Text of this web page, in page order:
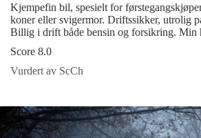
Kjempefin bil, spesielt for
koner eller svigermor. Driftssikker, utrolig
Billig i drift både bensin og forsikring. Min
Score 8.0
Vurdert av ScCh